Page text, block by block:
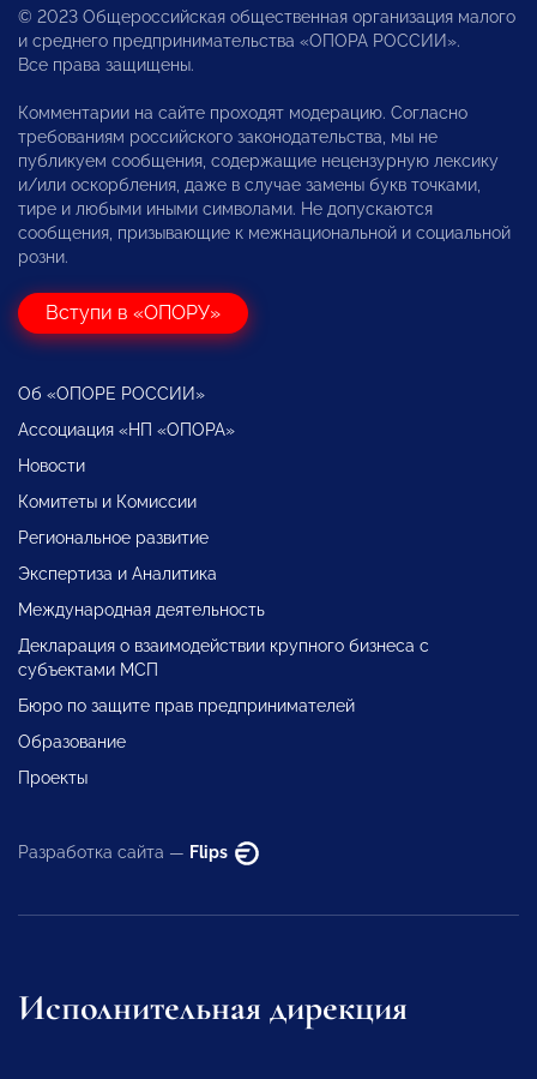
© 2023 Общероссийская общественная организация малого
и среднего предпринимательства «ОПОРА РОССИИ».
Все права защищены.
Комментарии на сайте проходят модерацию. Согласно
требованиям российского законодательства, мы не
публикуем сообщения, содержащие нецензурную лексику
и/или оскорбления, даже в случае замены букв точками,
тире и любыми иными символами. Не допускаются
сообщения, призывающие к межнациональной и социальной
розни.
Вступи в «ОПОРУ»
Об «ОПОРЕ РОССИИ»
Ассоциация «НП «ОПОРА»
Новости
Комитеты и Комиссии
Региональное развитие
Экспертиза и Аналитика
Международная деятельность
Декларация о взаимодействии крупного бизнеса с
субъектами МСП
Бюро по защите прав предпринимателей
Образование
Проекты
Разработка сайта — Flips
Исполнительная дирекция